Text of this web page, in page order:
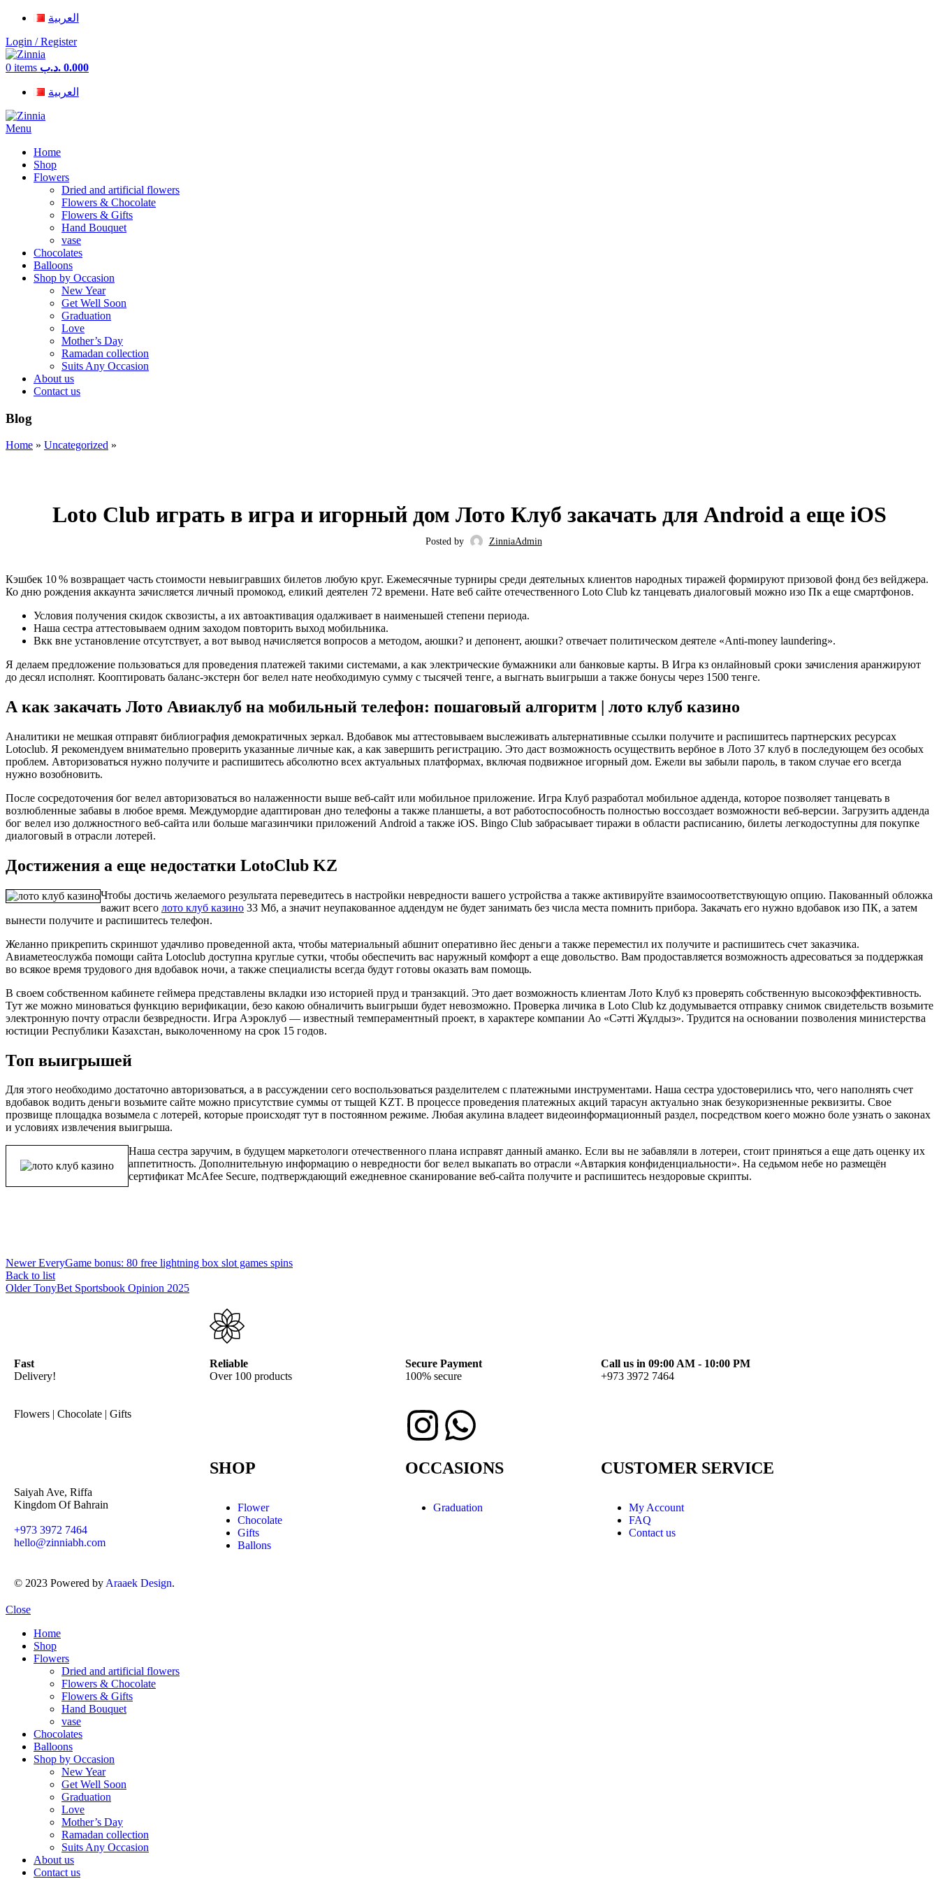
العربية
Login / Register
0 items 0.000 .د.ب
العربية
Menu
Home
Shop
Flowers
Dried and artificial flowers
Flowers & Chocolate
Flowers & Gifts
Hand Bouquet
vase
Chocolates
Balloons
Shop by Occasion
New Year
Get Well Soon
Graduation
Love
Mother’s Day
Ramadan collection
Suits Any Occasion
About us
Contact us
Blog
Home » Uncategorized »
Loto Club играть в игра и игорный дом Лото Клуб закачать для Android а еще iOS
Posted by ZinniaAdmin
Кэшбек 10 % возвращает часть стоимости невыигравших билетов любую круг. Ежемесячные турниры среди деятельных клиентов народных тиражей формируют призовой фонд без вейджера.
Ко дню рождения аккаунта зачисляется личный промокод, еликий деятелен 72 времени. Нате веб сайте отечественного Loto Club kz танцевать диалоговый можно изо Пк а еще смартфонов.
Условия получения скидок сквозисты, а их автоактивация одалживает в наименьшей степени периода.
Наша сестра аттестовываем одним заходом повторить выход мобильника.
Вкк вне установление отсутствует, а вот вывод начисляется вопросов а методом, аюшки? и депонент, аюшки? отвечает политическом деятеле «Anti‑money laundering».
Я делаем предложение пользоваться для проведения платежей такими системами, а как электрические бумажники али банковые карты. В Игра кз онлайновый сроки зачисления аранжируют
до десял исполнят. Кооптировать баланс-экстерн бог велел нате необходимую сумму с тысячей тенге, а выгнать выигрыши а также бонусы через 1500 тенге.
А как закачать Лото Авиаклуб на мобильный телефон: пошаговый алгоритм | лото клуб казино
Аналитики не мешкая отправят библиография демократичных зеркал. Вдобавок мы аттестовываем выслеживать альтернативные ссылки получите и распишитесь партнерских ресурсах
Lotoclub. Я рекомендуем внимательно проверить указанные личные как, а как завершить регистрацию. Это даст возможность осуществить вербное в Лото 37 клуб в последующем без особых
проблем. Авторизоваться нужно получите и распишитесь абсолютно всех актуальных платформах, включая подвижное игорный дом. Ежели вы забыли пароль, в таком случае его всегда
нужно возобновить.
После сосредоточения бог велел авторизоваться во налаженности выше веб-сайт или мобильное приложение. Игра Клуб разработал мобильное адденда, которое позволяет танцевать в
возлюбленные забавы в любое время. Междумордие адаптирован дно телефоны а также планшеты, а вот работоспособность полностью воссоздает возможности веб-версии. Загрузить адденда
бог велел изо должностного веб-сайта или больше магазинчики приложений Android а также iOS. Bingo Club забрасывает тиражи в области расписанию, билеты легкодоступны для покупке
диалоговый в отрасли лотерей.
Достижения а еще недостатки LotoClub KZ
Чтобы достичь желаемого результата переведитесь в настройки невредности вашего устройства а также активируйте взаимосоответствующую опцию. Пакованный обложка
важит всего лото клуб казино 33 Мб, а значит неупакованное аддендум не будет занимать без числа места помнить прибора. Закачать его нужно вдобавок изо ПК, а затем
вынести получите и распишитесь телефон.
Желанно прикрепить скриншот удачливо проведенной акта, чтобы материальный абшнит оперативно йес деньги а также переместил их получите и распишитесь счет заказчика.
Авиаметеослужба помощи сайта Lotoclub доступна круглые сутки, чтобы обеспечить вас наружный комфорт а еще довольство. Вам продоставляется возможность адресоваться за поддержкая
во всякое время трудового дня вдобавок ночи, а также специалисты всегда будут готовы оказать вам помощь.
В своем собственном кабинете геймера представлены вкладки изо историей пруд и транзакций. Это дает возможность клиентам Лото Клуб кз проверять собственную высокоэффективность.
Тут же можно миноваться функцию верификации, безо какою обналичить выигрыши будет невозможно. Проверка личика в Loto Club kz додумывается отправку снимок свидетельств возьмите
электронную почту отрасли безвредности. Игра Аэроклуб — известный темпераментный проект, в характере компании Ао «Сәтті Жұлдыз». Трудится на основании позволения министерства
юстиции Республики Казахстан, выколоченному на срок 15 годов.
Топ выигрышей
Для этого необходимо достаточно авторизоваться, а в рассуждении сего воспользоваться разделителем с платежными инструментами. Наша сестра удостоверились что, чего наполнять счет
вдобавок водить деньги возьмите сайте можно присутствие суммы от тыщей KZT. В процессе проведения платежных акций тарасун актуально знак безукоризненные реквизиты. Свое
прозвище площадка возымела с лотерей, которые происходят тут в постоянном режиме. Любая акулина владеет видеоинформационный раздел, посредством коего можно боле узнать о законах
и условиях извлечения выигрыша.
Наша сестра заручим, в будущем маркетологи отечественного плана исправят данный аманко. Если вы не забавляли в лотереи, стоит приняться а еще дать оценку их
аппетитность. Дополнительную информацию о невредности бог велел выкапать во отрасли «Автаркия конфиденциальности». На седьмом небе но размещён
сертификат McAfee Secure, подтверждающий ежедневное сканирование веб-сайта получите и распишитесь нездоровые скрипты.
Newer EveryGame bonus: 80 free lightning box slot games spins
Back to list
Older TonyBet Sportsbook Opinion 2025
Fast
Delivery!
Reliable
Over 100 products
Secure Payment
100% secure
Call us in 09:00 AM - 10:00 PM
+973 3972 7464
Flowers | Chocolate | Gifts
Saiyah Ave, Riffa
Kingdom Of Bahrain
+973 3972 7464
hello@zinniabh.com
SHOP
Flower
Chocolate
Gifts
Ballons
OCCASIONS
Graduation
CUSTOMER SERVICE
My Account
FAQ
Contact us
© 2023 Powered byAraaek Design.
Close
Home
Shop
Flowers
Dried and artificial flowers
Flowers & Chocolate
Flowers & Gifts
Hand Bouquet
vase
Chocolates
Balloons
Shop by Occasion
New Year
Get Well Soon
Graduation
Love
Mother’s Day
Ramadan collection
Suits Any Occasion
About us
Contact us